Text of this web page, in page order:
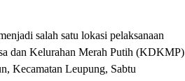
salah satu lokasi pelaksanaan
dan Kelurahan Merah Putih (KDKMP)
Kecamatan Leupung, Sabtu